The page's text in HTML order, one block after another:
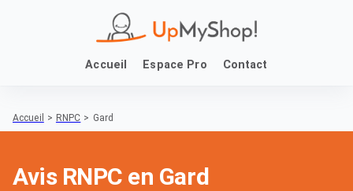
Accueil Espace Pro Contact
Accueil > RNPC > Gard
Avis RNPC en Gard